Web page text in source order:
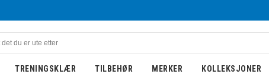
TRENINGSKLÆR TILBEHØR MERKER KOLLEKSJONER